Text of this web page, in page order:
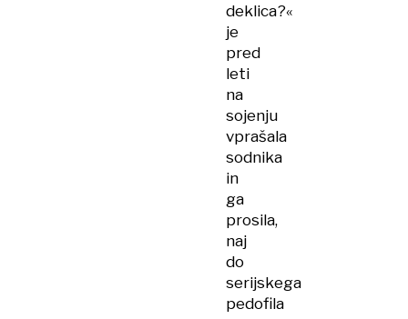
deklica?«
je
pred
leti
na
sojenju
vprašala
sodnika
in
ga
prosila,
naj
do
serijskega
pedofila